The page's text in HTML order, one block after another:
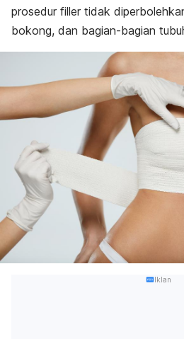
prosedur filler tidak
bokong, dan bagian-bagian
Iklan